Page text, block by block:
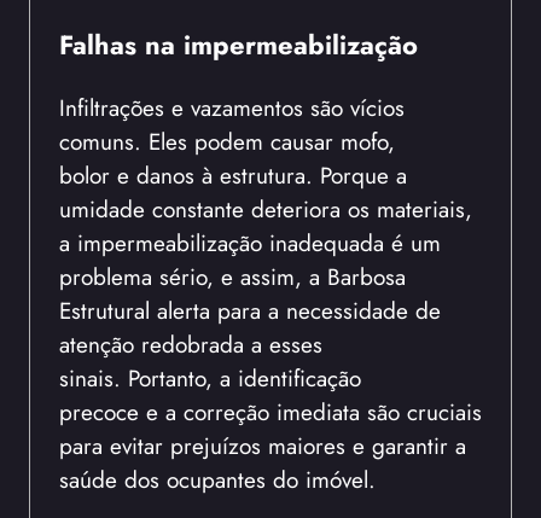
Falhas na impermeabilização
Infiltrações e vazamentos são vícios
comuns. Eles podem causar mofo,
bolor e danos à estrutura. Porque a
umidade constante deteriora os materiais,
a impermeabilização inadequada é um
problema sério, e assim, a Barbosa
Estrutural alerta para a necessidade de
atenção redobrada a esses
sinais. Portanto, a identificação
precoce e a correção imediata são cruciais
para evitar prejuízos maiores e garantir a
saúde dos ocupantes do imóvel.